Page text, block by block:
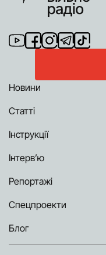
Новини
Статті
Інструкції
Інтерв’ю
Репортажі
Спецпроекти
Блог